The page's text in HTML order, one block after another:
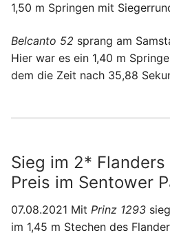
1,50 m Springen mit
Belcanto 52 sprang am
Hier war es ein 1,40 m
dem die Zeit nach 35,88
Sieg im 2* Flanders
Preis im Sentower
07.08.2021 Mit Prinz 1293
im 1,45 m Stechen des